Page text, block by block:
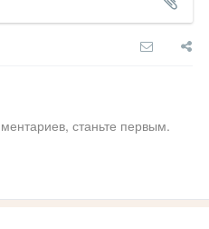
станьте первым.